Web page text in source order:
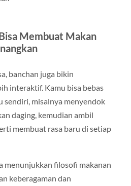
Membuat Makan
banchan juga bikin
interaktif. Kamu bisa bebas
sendiri, misalnya menyendok
daging, kemudian ambil
membuat rasa baru di setiap
menunjukkan filosofi makanan
keberagaman dan